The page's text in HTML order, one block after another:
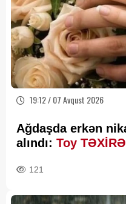
19:12 / 07 Avqust 2026
Ağdaşda erkən
alındı: Toy
121